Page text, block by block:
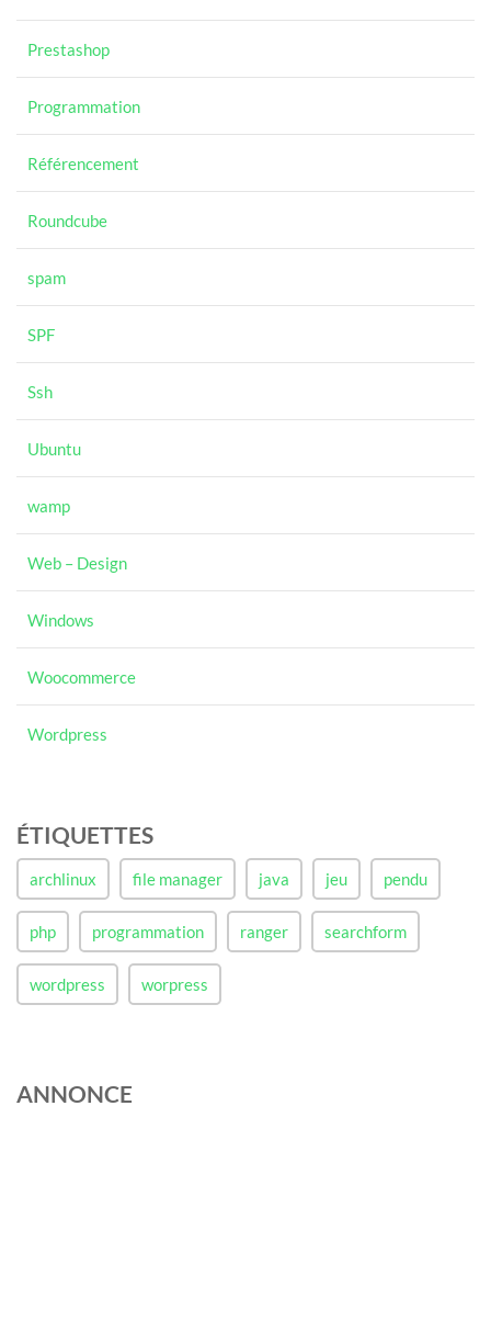
Prestashop
Programmation
Référencement
Roundcube
spam
SPF
Ssh
Ubuntu
wamp
Web – Design
Windows
Woocommerce
Wordpress
ÉTIQUETTES
archlinux file manager java jeu pendu
php programmation ranger searchform
wordpress worpress
ANNONCE